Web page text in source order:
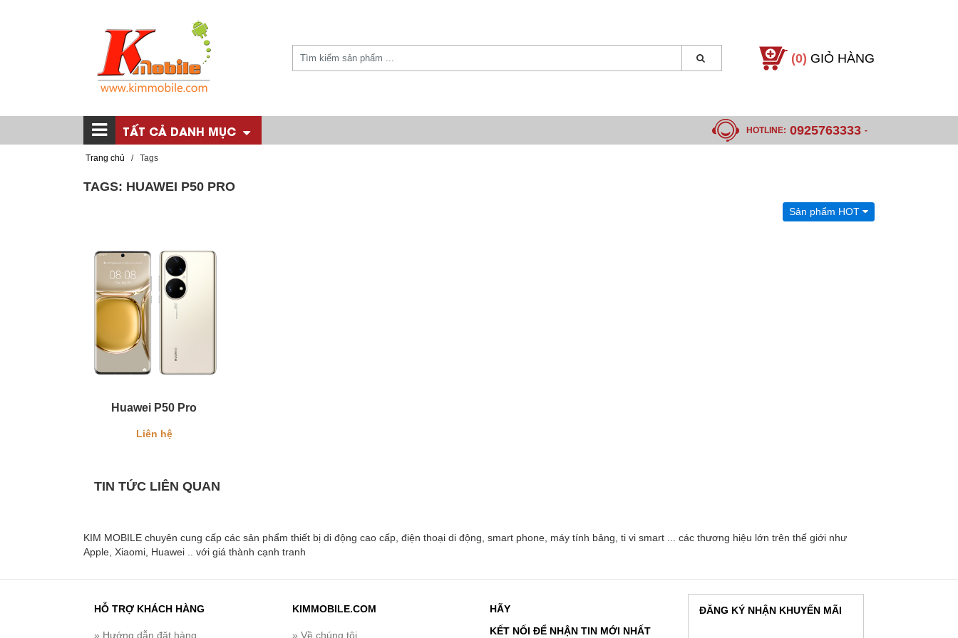
(0) GIỎ HÀNG
TẤT CẢ DANH MỤC HOTLINE: 0925763333 -
Trang chủ / Tags
TAGS: HUAWEI P50 PRO
Sản phẩm HOT
Huawei P50 Pro
Liên hệ
TIN TỨC LIÊN QUAN
KIM MOBILE chuyên cung cấp các sản phẩm thiết bị di động cao cấp, điện thoại di động, smart phone, máy tính bảng, ti vi smart ... các thương hiệu lớn trên thế giới như
Apple, Xiaomi, Huawei .. với giá thành cạnh tranh
HỖ TRỢ KHÁCH HÀNG
» Hướng dẫn đặt hàng
KIMMOBILE.COM
» Về chúng tôi
HÃY
KẾT NỐI ĐỂ NHẬN TIN MỚI NHẤT
ĐĂNG KÝ NHẬN KHUYẾN MÃI